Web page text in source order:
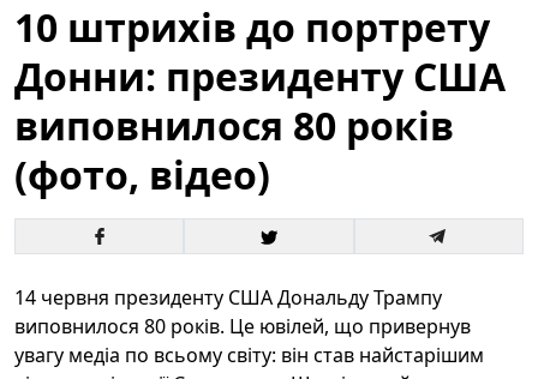
10 штрихів до портрету
Донни: президенту США
виповнилося 80 років
(фото, відео)
14 червня президенту США Дональду Трампу
виповнилося 80 років. Це ювілей, що привернув
увагу медіа по всьому світу: він став найстарішим